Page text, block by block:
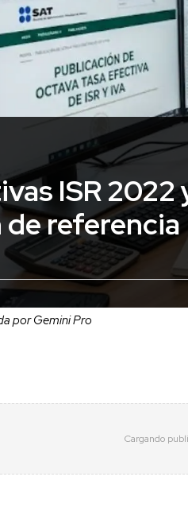
ISR
referencia
por Gemini Pro